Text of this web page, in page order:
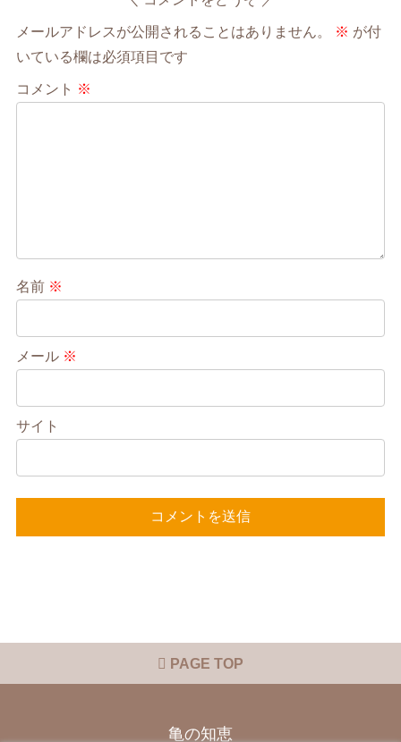
メールアドレスが公開されることはありません。 ※ が付
いている欄は必須項目です
コメント ※
名前 ※
メール ※
サイト
PAGE TOP
亀の知恵